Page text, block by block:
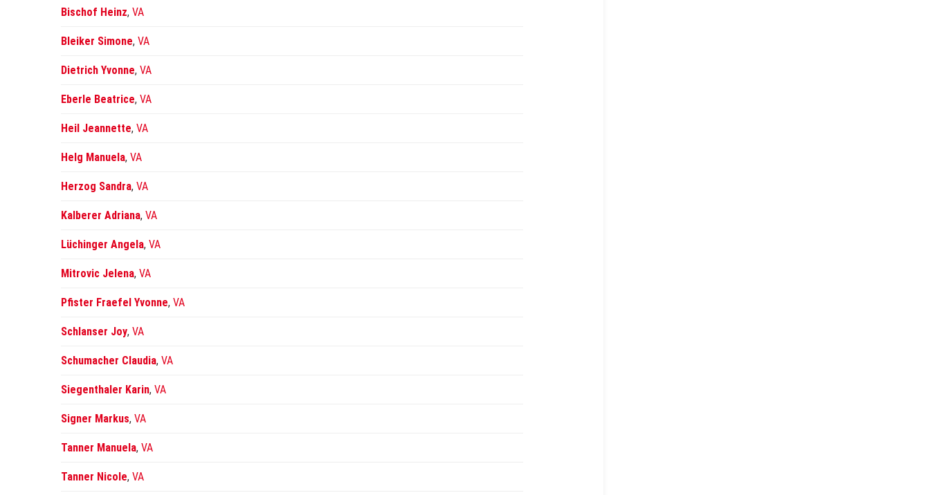
Bischof Heinz, VA
Bleiker Simone, VA
Dietrich Yvonne, VA
Eberle Beatrice, VA
Heil Jeannette, VA
Helg Manuela, VA
Herzog Sandra, VA
Kalberer Adriana, VA
Lüchinger Angela, VA
Mitrovic Jelena, VA
Pfister Fraefel Yvonne, VA
Schlanser Joy, VA
Schumacher Claudia, VA
Siegenthaler Karin, VA
Signer Markus, VA
Tanner Manuela, VA
Tanner Nicole, VA